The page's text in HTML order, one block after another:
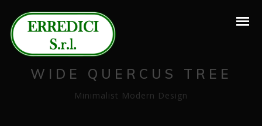
WIDE QUERCUS TREE
Minimalist Modern Design